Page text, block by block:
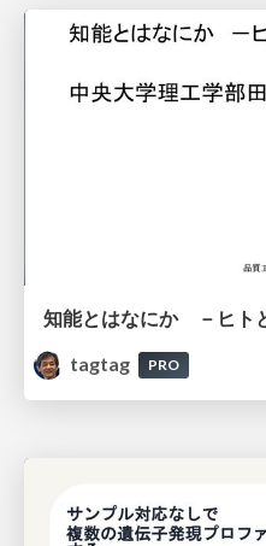
知能とはなにか －ヒト
tagtag
PRO